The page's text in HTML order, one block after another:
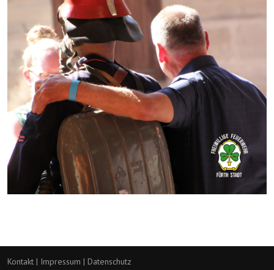
Kontakt | Impressum | Datenschutz